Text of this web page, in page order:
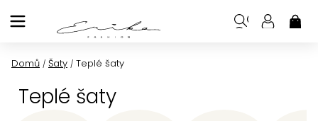
na
Domů / Šaty / Teplé šaty
Teplé šaty